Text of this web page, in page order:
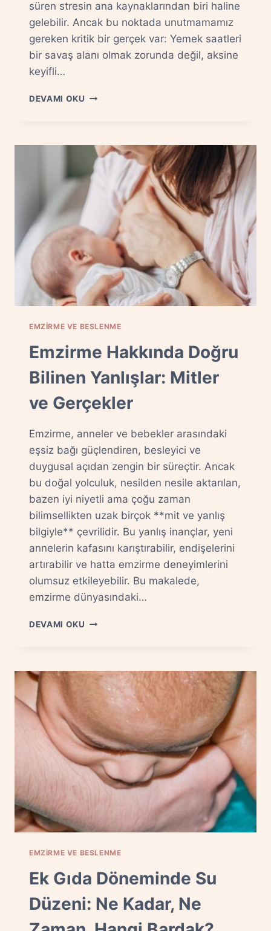
süren stresin ana kaynaklarından biri haline
gelebilir. Ancak bu noktada unutmamamız
gereken kritik bir gerçek var: Yemek saatleri
bir savaş alanı olmak zorunda değil, aksine
keyifli…
DEVAMI OKU İŞTAHSIZ
YERINE
NE
YAPMALI?
EMZIRME VE BESLENME
Emzirme Hakkında Doğru
Bilinen Yanlışlar: Mitler
ve Gerçekler
Emzirme, anneler ve bebekler arasındaki
eşsiz bağı güçlendiren, besleyici ve
duygusal açıdan zengin bir süreçtir. Ancak
bu doğal yolculuk, nesilden nesile aktarılan,
bazen iyi niyetli ama çoğu zaman
bilimsellikten uzak birçok **mit ve yanlış
bilgiyle** çevrilidir. Bu yanlış inançlar, yeni
annelerin kafasını karıştırabilir, endişelerini
artırabilir ve hatta emzirme deneyimlerini
olumsuz etkileyebilir. Bu makalede,
emzirme dünyasındaki…
DEVAMI OKU EMZIRME
YANLIŞLAR:
MITLER
VE
GERÇEKLER
EMZIRME VE BESLENME
Ek Gıda Döneminde Su
Düzeni: Ne Kadar, Ne